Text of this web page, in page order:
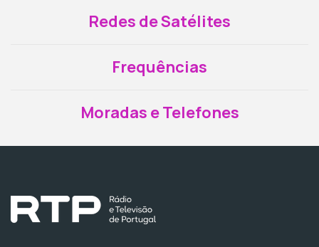
Redes de Satélites
Frequências
Moradas e Telefones